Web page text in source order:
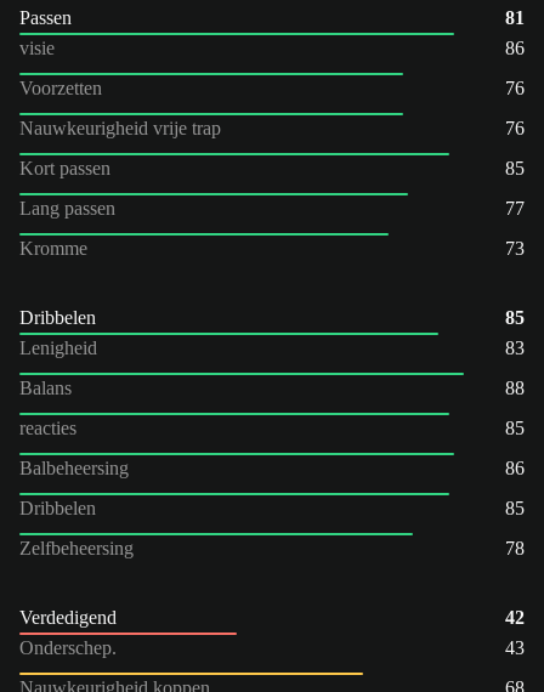
Passen
81
visie
86
Voorzetten
76
Nauwkeurigheid vrije trap
76
Kort passen
85
Lang passen
77
Kromme
73
Dribbelen
85
Lenigheid
83
Balans
88
reacties
85
Balbeheersing
86
Dribbelen
85
Zelfbeheersing
78
Verdedigend
42
Onderschep.
43
Nauwkeurigheid koppen
68